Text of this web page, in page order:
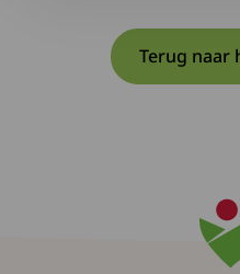
Terug naar